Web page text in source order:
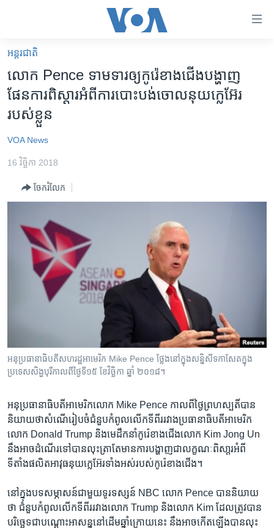
គេហទំព័រ​
ទាក់ទង
រំលង​
និង​
ចូល​
ទំព័រ​
ព័ត៌មាន​​
រំលង​
ទៅ​
កាន់​
ទំព័រ​
រក
អន្តរជាតិ
អាមេរិក
ព្រឹត្តិការណ៍ព័ត៌មាន
ទូរទស្សន៍ / វីដេអូ​
វិទ្យុ / ផតខាសថ៍
កម្មវិធីទាំងអស់
Khmer English
អន្តរជាតិ
លោក Pence ទាមទារ​ឲ្យ​កូរ៉េ​ខាងជើង​បង្ហាញ​
ផែនការ​ពិស្តារ​អំពី​ការបោះបង់ចោល​នុយក្លេអ៊ែរ​
របស់​ខ្លួន
VOA News
16 វិច្ឆិកា 2018
ចែករំលែក
អនុប្រធានាធិបតីសហរដ្ឋអាមេរិក Mike Pence ថ្លែង​នៅ​ក្នុង​សន្និសីទកាសែត​ក្នុង​
ប្រទេស​សិង្ហបុរី​កាលពី​ថ្ងៃទី​១៥ ខែវិច្ឆិកា ឆ្នាំ ២០១៨។
អនុប្រធានាធិបតី​អាមេរិកលោក Mike Pence កាល​ពី​ថ្ងៃព្រហស្បតិ៍​បាន​
និយាយ​ថាសំណើ​រៀបចំ​ជំនួបកំពូល​លើកទីពីរ​រវាងប្រធានាធិបតី​អាមេរិក​
លោក Donald Trump និង​មេដឹកនាំ​កូរ៉េខាងជើង​លោក Kim Jong Un
នឹង​អាច​ដំណើរ​ទៅ​បាន​លុះត្រា​តែ​មាន​ការ​បង្ហាញ​ជា​លក្ខណៈ​ពិសា្តរ​អំពី​
ទីតាំង​ផលិត​អាវុធ​នុយក្លេអ៊ែរ​ទាំងអស់​របស់​កូរ៉េ​ខាងជើង។
នៅក្នុង​បទសម្ភាសន៍​ជាមួយ​ទូរទស្សន៍ NBC លោក Pence បាន​និយាយ​
ថា ជំនួប​កំពូល​លើក​ទីពីរ​រវាង​លោក Trump​ និង​លោក Kim ដែល​ត្រូវ​បាន​
បរិចេ្ឆទ​ជា​បណ្តោះអាសន្ន​នៅ​ដើម​ឆ្នាំ​ក្រោយ​នេះ​ នឹង​អាច​កើតឡើង​បាន​លុះ